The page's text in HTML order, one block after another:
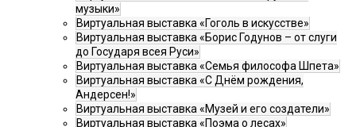
музыки»
Виртуальная выставка «Гоголь в искусстве»
Виртуальная выставка «Борис Годунов – от слуги
до Государя всея Руси»
Виртуальная выставка «Семья философа Шпета»
Виртуальная выставка «С Днём рождения,
Андерсен!»
Виртуальная выставка «Музей и его создатели»
Виртуальная выставка «Поэма о лесах»